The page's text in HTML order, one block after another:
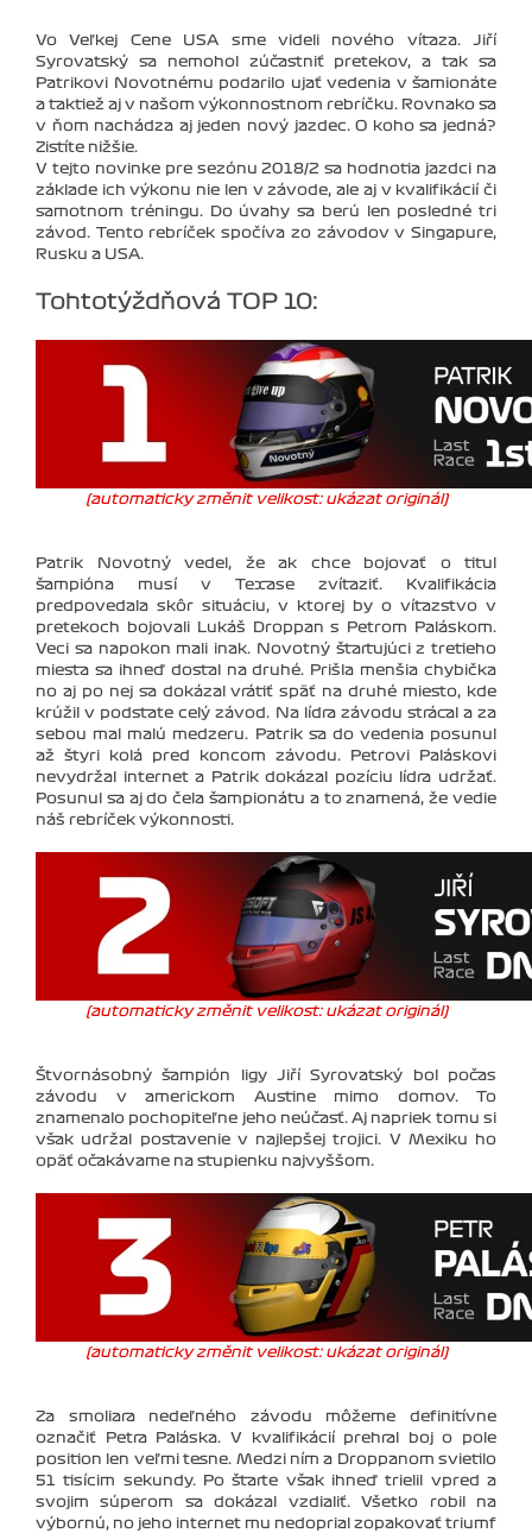
Vo Veľkej Cene USA sme videli nového vítaza. Jiří
Syrovatský sa nemohol zúčastniť pretekov, a tak sa
Patrikovi Novotnému podarilo ujať vedenia v šamionáte
a taktiež aj v našom výkonnostnom rebríčku. Rovnako sa
v ňom nachádza aj jeden nový jazdec. O koho sa jedná?
Zistíte nižšie.
V tejto novinke pre sezónu 2018/2 sa hodnotia jazdci na
základe ich výkonu nie len v závode, ale aj v kvalifikácií či
samotnom tréningu. Do úvahy sa berú len posledné tri
závod. Tento rebríček spočíva zo závodov v Singapure,
Rusku a USA.
Tohtotýždňová TOP 10:
(automaticky změnit velikost: ukázat originál)
Patrik Novotný vedel, že ak chce bojovať o titul
šampióna musí v Texase zvíťaziť. Kvalifikácia
predpovedala skôr situáciu, v ktorej by o víťazstvo v
pretekoch bojovali Lukáš Droppan s Petrom Paláskom.
Veci sa napokon mali inak. Novotný štartujúci z tretieho
miesta sa ihneď dostal na druhé. Prišla menšia chybička
no aj po nej sa dokázal vrátiť späť na druhé miesto, kde
krúžil v podstate celý závod. Na lídra závodu strácal a za
sebou mal malú medzeru. Patrik sa do vedenia posunul
až štyri kolá pred koncom závodu. Petrovi Paláskovi
nevydržal internet a Patrik dokázal pozíciu lídra udržať.
Posunul sa aj do čela šampionátu a to znamená, že vedie
náš rebríček výkonnosti.
(automaticky změnit velikost: ukázat originál)
Štvornásobný šampión ligy Jiří Syrovatský bol počas
závodu v americkom Austine mimo domov. To
znamenalo pochopiteľne jeho neúčasť. Aj napriek tomu si
však udržal postavenie v najlepšej trojici. V Mexiku ho
opäť očakávame na stupienku najvyššom.
(automaticky změnit velikost: ukázat originál)
Za smoliara nedeľného závodu môžeme definitívne
označiť Petra Paláska. V kvalifikácií prehral boj o pole
position len veľmi tesne. Medzi ním a Droppanom svietilo
51 tisícim sekundy. Po štarte však ihneď trielil vpred a
svojim súperom sa dokázal vzdialiť. Všetko robil na
výbornú, no jeho internet mu nedoprial zopakovať triumf